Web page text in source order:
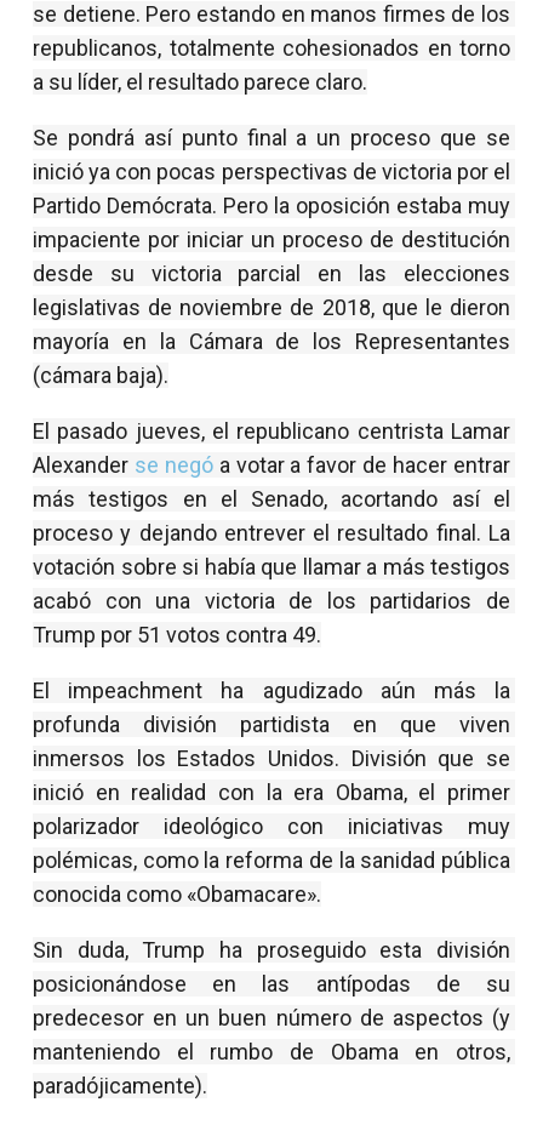
se detiene. Pero estando en manos firmes de los
republicanos, totalmente cohesionados en torno
a su líder, el resultado parece claro.
Se pondrá así punto final a un proceso que se
inició ya con pocas perspectivas de victoria por el
Partido Demócrata. Pero la oposición estaba muy
impaciente por iniciar un proceso de destitución
desde su victoria parcial en las elecciones
legislativas de noviembre de 2018, que le dieron
mayoría en la Cámara de los Representantes
(cámara baja).
El pasado jueves, el republicano centrista Lamar
Alexander se negó a votar a favor de hacer entrar
más testigos en el Senado, acortando así el
proceso y dejando entrever el resultado final. La
votación sobre si había que llamar a más testigos
acabó con una victoria de los partidarios de
Trump por 51 votos contra 49.
El impeachment ha agudizado aún más la
profunda división partidista en que viven
inmersos los Estados Unidos. División que se
inició en realidad con la era Obama, el primer
polarizador ideológico con iniciativas muy
polémicas, como la reforma de la sanidad pública
conocida como «Obamacare».
Sin duda, Trump ha proseguido esta división
posicionándose en las antípodas de su
predecesor en un buen número de aspectos (y
manteniendo el rumbo de Obama en otros,
paradójicamente).